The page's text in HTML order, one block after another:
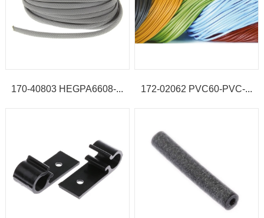
170-40803 HEGPA6608-... 172-02062 PVC60-PVC-...